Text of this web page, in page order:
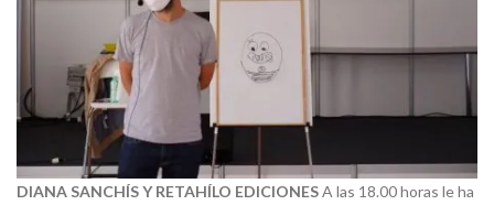
DIANA SANCHÍS Y RETAHÍLO EDICIONESA las 18.00 horas le ha